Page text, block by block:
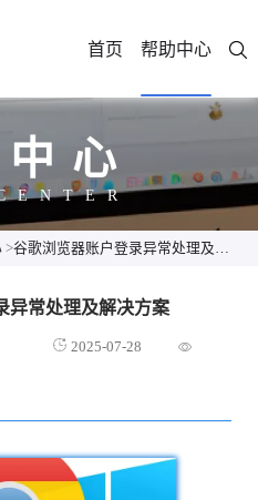
首页 帮助中心
心
>谷歌浏览器账户登录异常处理及解决方案
异常处理及解决方案
2025-07-28